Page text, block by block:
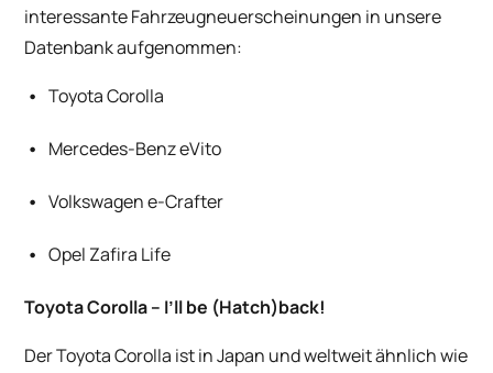
interessante Fahrzeugneuerscheinungen in unsere
Datenbank aufgenommen:
Toyota Corolla
Mercedes-Benz eVito
Volkswagen e-Crafter
Opel Zafira Life
Toyota Corolla– I’ll be (Hatch)back!
Der Toyota Corolla ist in Japan und weltweit ähnlich wie